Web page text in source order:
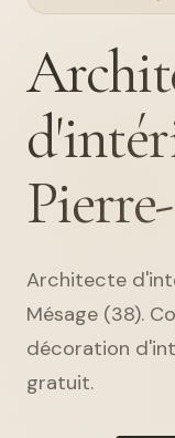
Architecte
Mésage (38).
décoration
gratuit.